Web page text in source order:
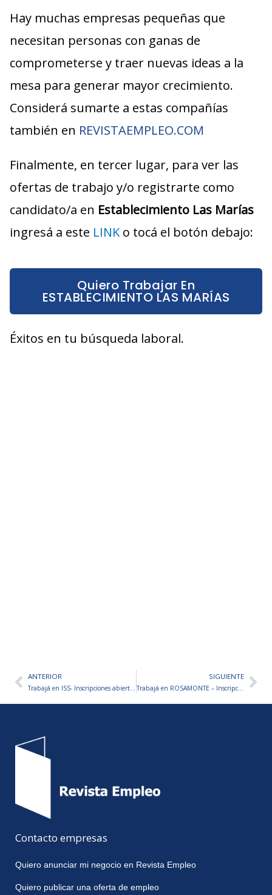
Hay muchas empresas pequeñas que
necesitan personas con ganas de
comprometerse y traer nuevas ideas a la
mesa para generar mayor crecimiento.
Considerá sumarte a estas compañías
también en REVISTAEMPLEO.COM
Finalmente, en tercer lugar, para ver las
ofertas de trabajo y/o registrarte como
candidato/a en Establecimiento Las Marías
ingresá a este LINK o tocá el botón debajo:
Quiero Trabajar En
ESTABLECIMIENTO LAS MARÍAS
Éxitos en tu búsqueda laboral.
AntANTERIOR
Trabajá en ISS- Inscripciones abiertas
SIGUIENTE
Trabajá en ROSAMONTE – Inscripciones abiertas
Contacto empresas
Quiero anunciar mi negocio en Revista Empleo
Quiero publicar una oferta de empleo